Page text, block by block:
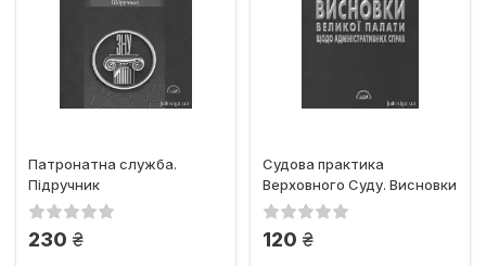
Патронатна служба.
Підручник
230 грн.
Судова практика
Верховного Суду. Висновки
Великої Палати щодо...
120 грн.